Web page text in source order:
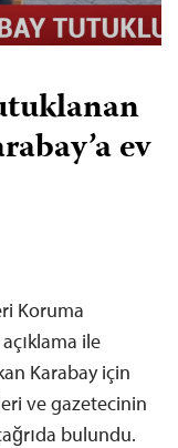
ev
Koruma
ile
Karabay için
ve gazetecinin
bulundu.